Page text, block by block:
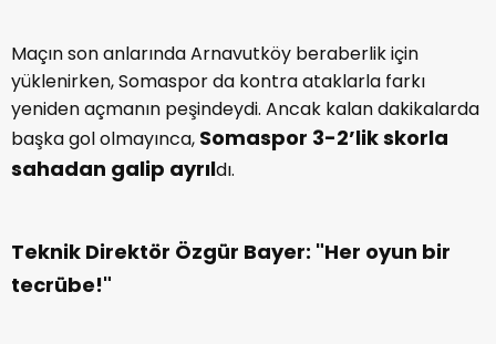
Maçın son anlarında Arnavutköy beraberlik için
yüklenirken, Somaspor da kontra ataklarla farkı
yeniden açmanın peşindeydi. Ancak kalan dakikalarda
başka gol olmayınca, Somaspor 3-2’lik skorla
sahadan galip ayrıldı.
Teknik Direktör Özgür Bayer: "Her oyun bir
tecrübe!"